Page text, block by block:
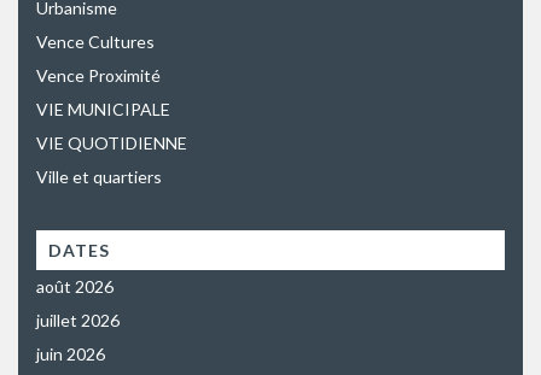
Urbanisme
Vence Cultures
Vence Proximité
VIE MUNICIPALE
VIE QUOTIDIENNE
Ville et quartiers
DATES
août 2026
juillet 2026
juin 2026